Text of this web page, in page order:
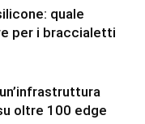
quale
per i braccialetti
oltre 100 edge